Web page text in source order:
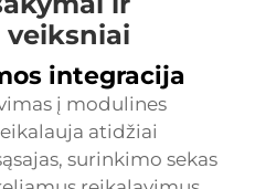
integracija
į modulines
atidžiai
surinkimo sekas